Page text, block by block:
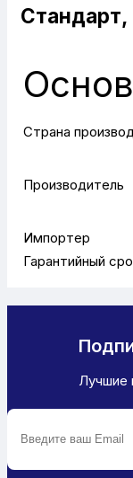
Стандарт,
Страна
Производитель
Импортер
Гарантийный
Лучшие